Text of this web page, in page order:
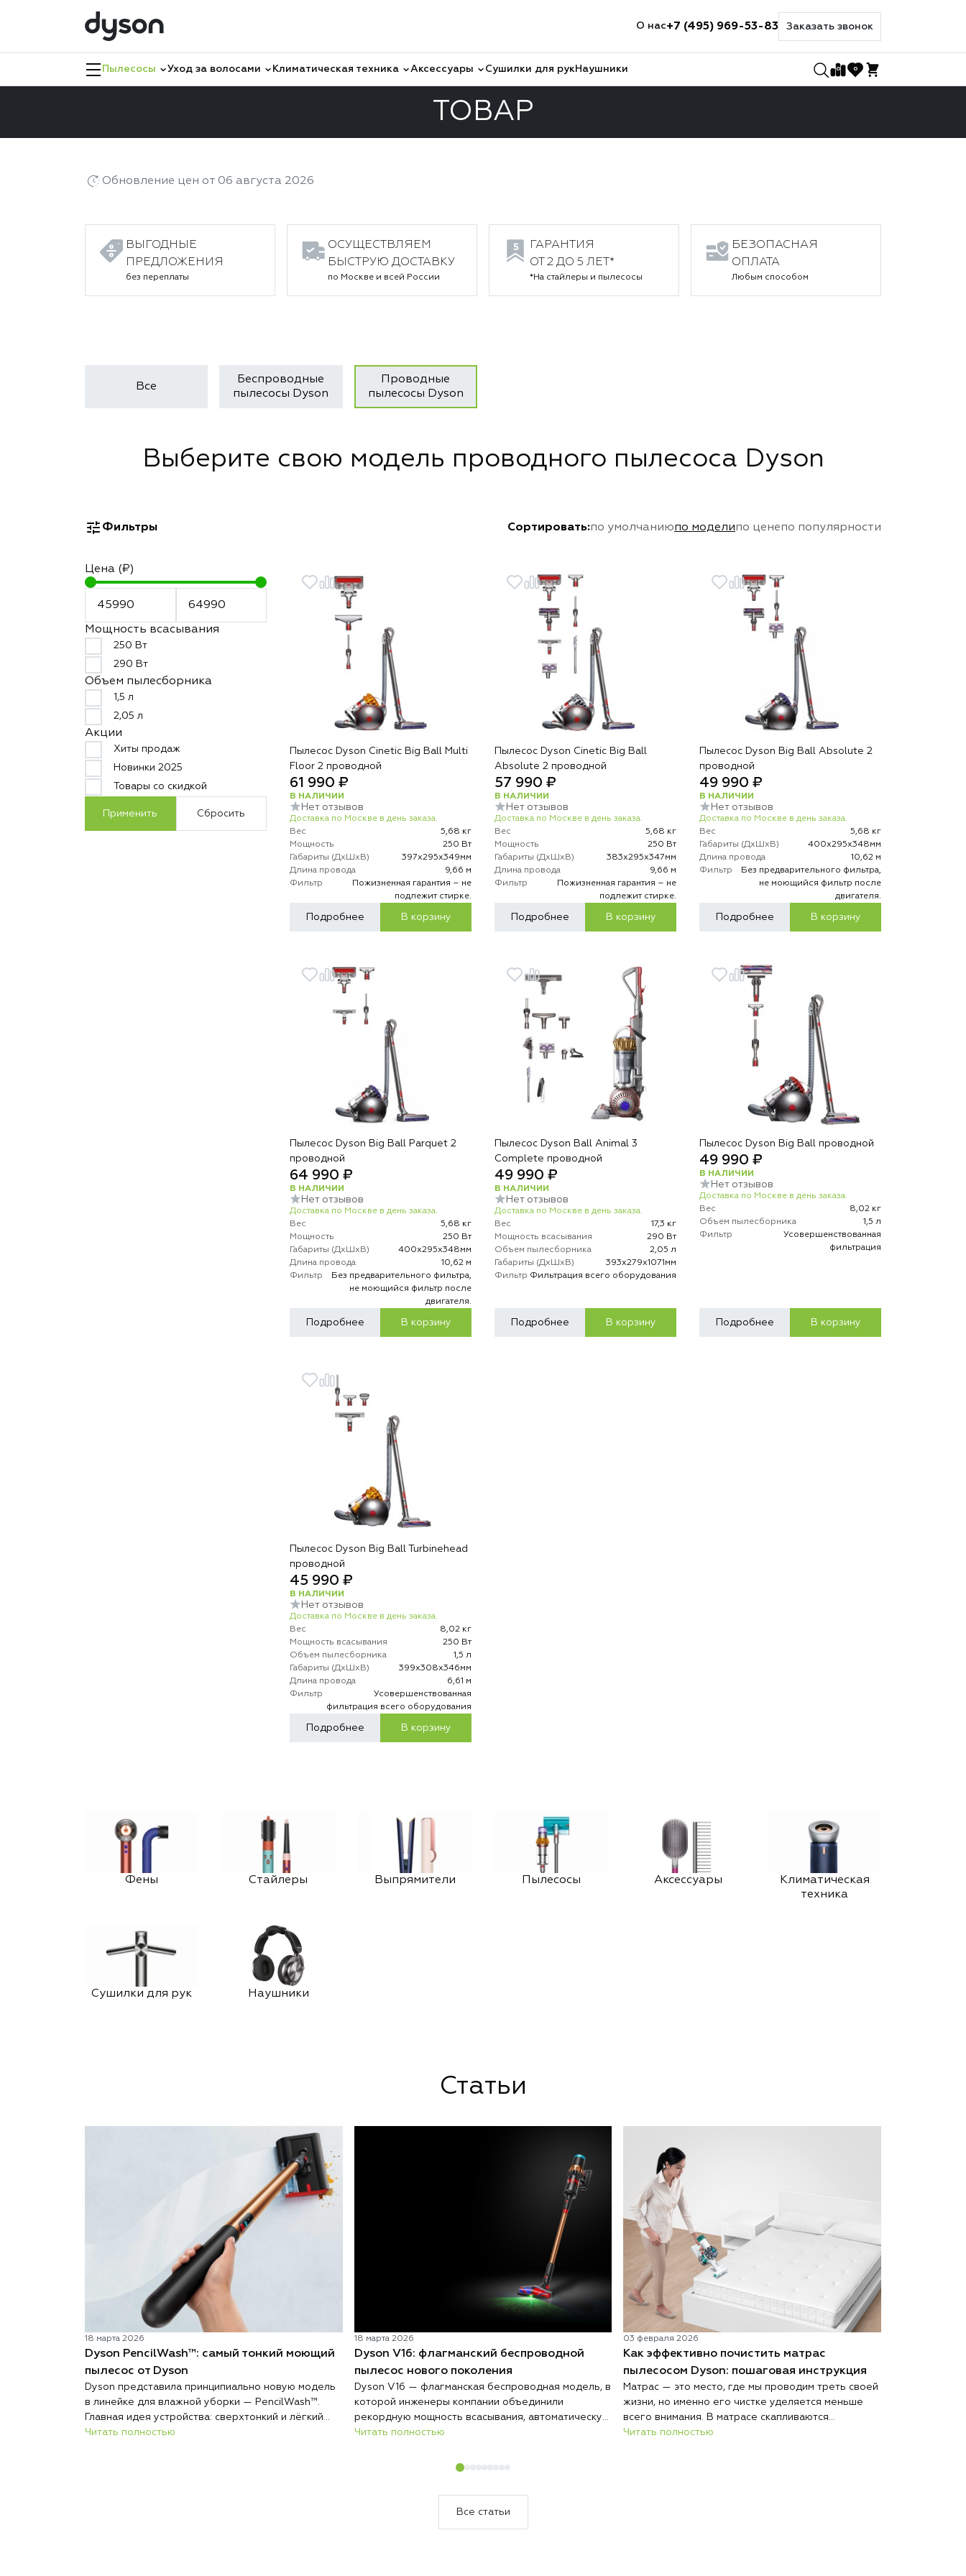
О нас+7 (495) 969-53-83 Заказать звонок
Пылесосы Уход за волосами Климатическая техника Аксессуары Сушилки для рукНаушники 0 0
ТОВАР
Обновление цен от 06 августа 2026
ВЫГОДНЫЕ
ПРЕДЛОЖЕНИЯ
без переплаты
ОСУЩЕСТВЛЯЕМ
БЫСТРУЮ ДОСТАВКУ
по Москве и всей России
ГАРАНТИЯ
ОТ 2 ДО 5 ЛЕТ*
*На стайлеры и пылесосы
БЕЗОПАСНАЯ
ОПЛАТА
Любым способом
Все
Беспроводные
пылесосы Dyson
Проводные
пылесосы Dyson
Выберите свою модель проводного пылесоса Dyson
Фильтры Сортировать:по умолчаниюпо моделипо ценепо популярности
Цена (₽)
Мощность всасывания
250 Вт
290 Вт
Объем пылесборника
1,5 л
2,05 л
Акции
Хиты продаж
Новинки 2025
Товары со скидкой
Применить Сбросить
Пылесос Dyson Cinetic Big Ball Multi
Floor 2 проводной
61 990 ₽
В НАЛИЧИИ
Нет отзывов
Доставка по Москве в день заказа.
Вес
5,68 кг
Мощность
250 Вт
Габариты (ДхШхВ)
397х295х349мм
Длина провода
9,66 м
Фильтр
Пожизненная гарантия – не
подлежит стирке.
Подробнее В корзину
Пылесос Dyson Cinetic Big Ball
Absolute 2 проводной
57 990 ₽
В НАЛИЧИИ
Нет отзывов
Доставка по Москве в день заказа.
Вес
5,68 кг
Мощность
250 Вт
Габариты (ДхШхВ)
383х295х347мм
Длина провода
9,66 м
Фильтр
Пожизненная гарантия – не
подлежит стирке.
Подробнее В корзину
Пылесос Dyson Big Ball Absolute 2
проводной
49 990 ₽
В НАЛИЧИИ
Нет отзывов
Доставка по Москве в день заказа.
Вес
5,68 кг
Габариты (ДхШхВ)
400х295х348мм
Длина провода
10,62 м
Фильтр
Без предварительного фильтра,
не моющийся фильтр после
двигателя.
Подробнее В корзину
Пылесос Dyson Big Ball Parquet 2
проводной
64 990 ₽
В НАЛИЧИИ
Нет отзывов
Доставка по Москве в день заказа.
Вес
5,68 кг
Мощность
250 Вт
Габариты (ДхШхВ)
400х295х348мм
Длина провода
10,62 м
Фильтр
Без предварительного фильтра,
не моющийся фильтр после
двигателя.
Подробнее В корзину
Пылесос Dyson Ball Animal 3
Complete проводной
49 990 ₽
В НАЛИЧИИ
Нет отзывов
Доставка по Москве в день заказа.
Вес
17,3 кг
Мощность всасывания
290 Вт
Объем пылесборника
2,05 л
Габариты (ДхШхВ)
393х279х1071мм
Фильтр Фильтрация всего оборудования
Подробнее В корзину
Пылесос Dyson Big Ball проводной
49 990 ₽
В НАЛИЧИИ
Нет отзывов
Доставка по Москве в день заказа.
Вес
8,02 кг
Объем пылесборника
1,5 л
Фильтр
Усовершенствованная
фильтрация
Подробнее В корзину
Пылесос Dyson Big Ball Turbinehead
проводной
45 990 ₽
В НАЛИЧИИ
Нет отзывов
Доставка по Москве в день заказа.
Вес
8,02 кг
Мощность всасывания
250 Вт
Объем пылесборника
1,5 л
Габариты (ДхШхВ)
399х308х346мм
Длина провода
6,61 м
Фильтр
Усовершенствованная
фильтрация всего оборудования
Подробнее В корзину
Фены Стайлеры Выпрямители Пылесосы Аксессуары
Климатическая
техника
Сушилки для рук Наушники
Статьи
18 марта 2026
Dyson PencilWash™: самый тонкий моющий
пылесос от Dyson
Dyson представила принципиально новую модель
в линейке для влажной уборки — PencilWash™.
Главная идея устройства: сверхтонкий и лёгкий
корпус без каких-либо уступок в гигиене и
Читать полностью
18 марта 2026
Dyson V16: флагманский беспроводной
пылесос нового поколения
Dyson V16 — флагманская беспроводная модель, в
которой инженеры компании объединили
рекордную мощность всасывания, автоматическую
адаптацию к покрытиям и интеллектуальный
который сам подстраивается под условия уборки
Читать полностью
03 февраля 2026
Как эффективно почистить матрас
пылесосом Dyson: пошаговая инструкция
Матрас — это место, где мы проводим треть своей
жизни, но именно его чистке уделяется меньше
всего внимания. В матрасе скапливаются
отмершие клетки кожи, пылевые клещи, их
Читать полностью
Все статьи